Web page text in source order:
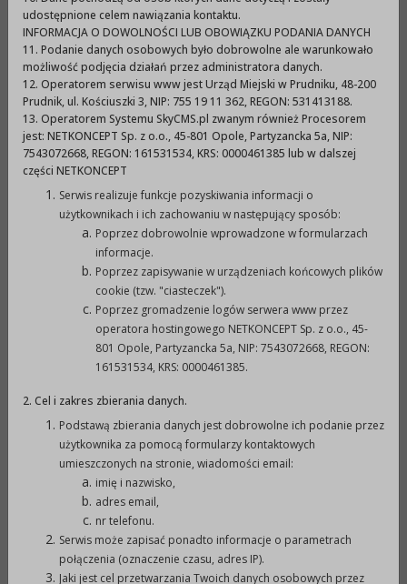
Rys 3 - PiwWęzTra30 (1,22MB)
- ul.Chrobrego 13 w Prudniku
PFU - ul. Chrobrego 16 (9,64MB)
PFU - ul. Chrobrego 16 Przedmiar (2,98MB)
Prud Chrobrego 16 - Warunki ZEC 2020-10-27 bn
(222,01KB)
Rys. 1 - Mapa - ul. Chrobrego 16 (437,46KB)
Rys. 2 - Piwnice - rzut - ul. Chrobrego 16 (222,68KB)
Rys. 3 - Piwnice -Węzeł - ul. Chrobrego 16
(285,78KB)
4. Kwota na sfinansowanie zamówienia (172,81KB)
5. Informacja z otwarcia ofert (188,26KB)
6. Zawiadomienie o wyborze najkorzystniejszej
7. Ogłoszenie o wyniku postępowania (66,01KB)
Metryczka
udostępnione celem nawiązania kontaktu.
INFORMACJA O DOWOLNOŚCI LUB OBOWIĄZKU PODANIA DANYCH
11. Podanie danych osobowych było dobrowolne ale warunkowało
możliwość podjęcia działań przez administratora danych.
12. Operatorem serwisu www jest Urząd Miejski w Prudniku, 48-200
Prudnik, ul. Kościuszki 3, NIP: 755 19 11 362, REGON: 531413188.
13. Operatorem Systemu SkyCMS.pl zwanym również Procesorem
jest: NETKONCEPT Sp. z o.o., 45-801 Opole, Partyzancka 5a, NIP:
7543072668, REGON: 161531534, KRS: 0000461385 lub w dalszej
części NETKONCEPT
Serwis realizuje funkcje pozyskiwania informacji o
użytkownikach i ich zachowaniu w następujący sposób:
Poprzez dobrowolnie wprowadzone w formularzach
informacje.
Poprzez zapisywanie w urządzeniach końcowych plików
cookie (tzw. "ciasteczek").
Poprzez gromadzenie logów serwera www przez
operatora hostingowego NETKONCEPT Sp. z o.o., 45-
801 Opole, Partyzancka 5a, NIP: 7543072668, REGON:
161531534, KRS: 0000461385.
2. Cel i zakres zbierania danych.
Podstawą zbierania danych jest dobrowolne ich podanie przez
użytkownika za pomocą formularzy kontaktowych
umieszczonych na stronie, wiadomości email:
imię i nazwisko,
adres email,
nr telefonu.
Serwis może zapisać ponadto informacje o parametrach
połączenia (oznaczenie czasu, adres IP).
Jaki jest cel przetwarzania Twoich danych osobowych przez